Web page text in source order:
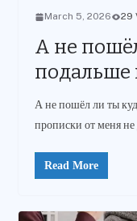
March 5, 2026 29
А не
подальше
А не пошёл ли ты
прописки от меня не
Read More